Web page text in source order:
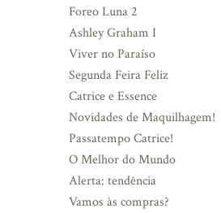
Foreo Luna 2
Ashley Graham I
Viver no Paraíso
Segunda Feira Feliz
Catrice e Essence
Novidades de Maquilhagem!
Passatempo Catrice!
O Melhor do Mundo
Alerta: tendência
Vamos às compras?